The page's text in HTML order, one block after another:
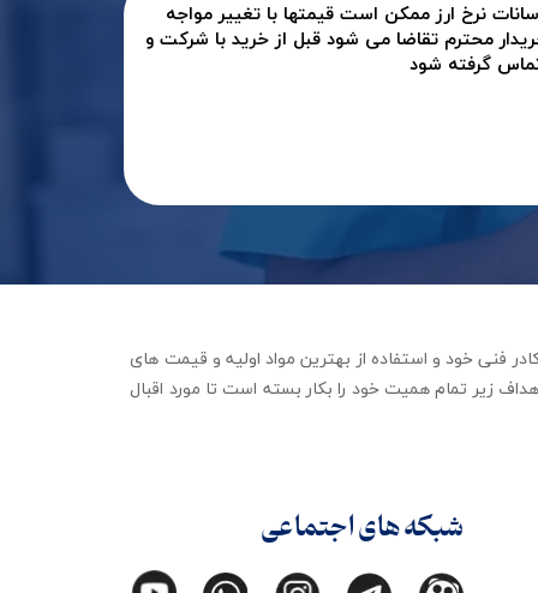
نرخ ارز ممکن است قیمتها با تغییر مواجه
محترم تقاضا می شود قبل از خرید با شرکت و
گرفته شود
توانبخشی با تکیه بر کادر فنی خود و استفاده از بهترین مواد اولیه و قیمت های
زیر تمام همیت خود را بکار بسته است تا مورد اقبال
شبکه های اجتماعی